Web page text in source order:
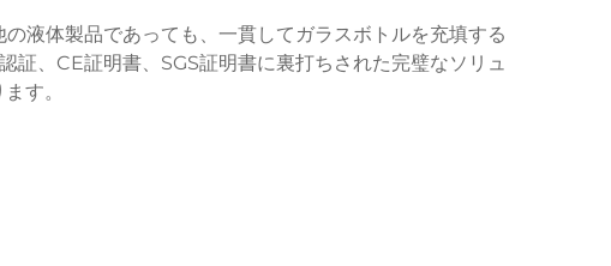
液体製品であっても、一貫してガラスボトルを充填する
証、CE証明書、SGS証明書に裏打ちされた完璧なソリュ
す。